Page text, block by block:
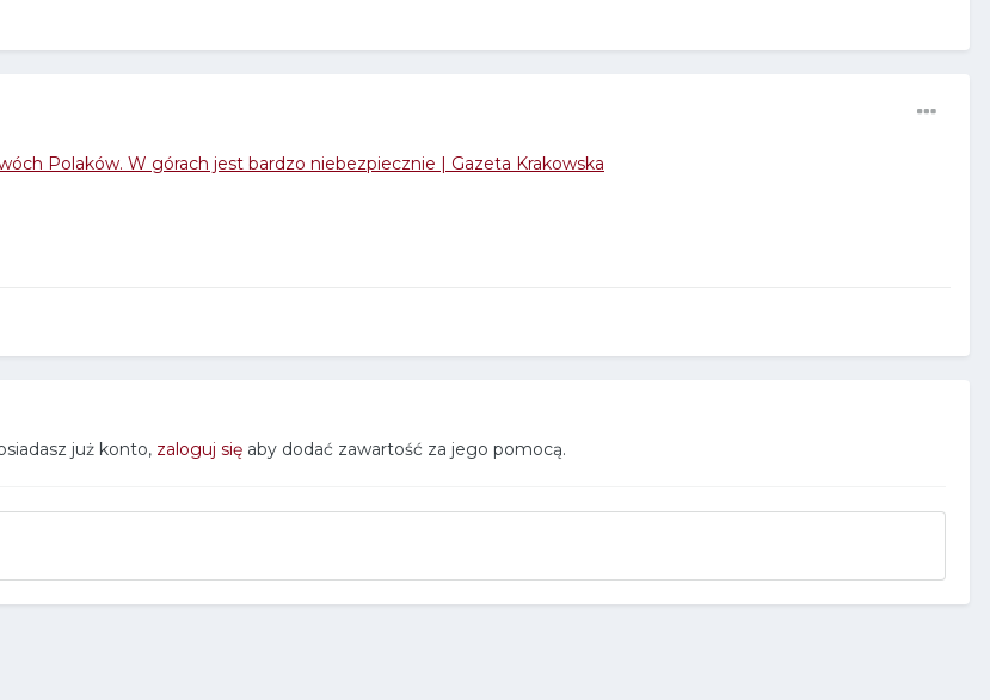
Polaków. W górach jest bardzo niebezpiecznie | Gazeta Krakowska
już konto, zaloguj się aby dodać zawartość za jego pomocą.